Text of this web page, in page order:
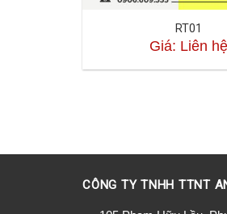
RT01
Giá: Liên hệ
CÔNG TY TNHH TTNT